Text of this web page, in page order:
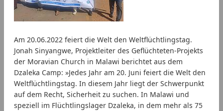
Am 20.06.2022 feiert die Welt den Weltflüchtlingstag.
Jonah Sinyangwe, Projektleiter des Geflüchteten-Projekts
der Moravian Church in Malawi berichtet aus dem
Dzaleka Camp: »Jedes Jahr am 20. Juni feiert die Welt den
Weltflüchtlingstag. In diesem Jahr liegt der Schwerpunkt
auf dem Recht, Sicherheit zu suchen. In Malawi und
speziell im Flüchtlingslager Dzaleka, in dem mehr als 75